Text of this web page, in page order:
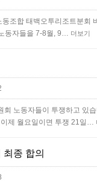
조합 태백오투리조트분회
동자들을 7-8월, 9… 더보기
노동자들이 투쟁하고 있
제 월요일이면 투쟁 21일…
최종 합의